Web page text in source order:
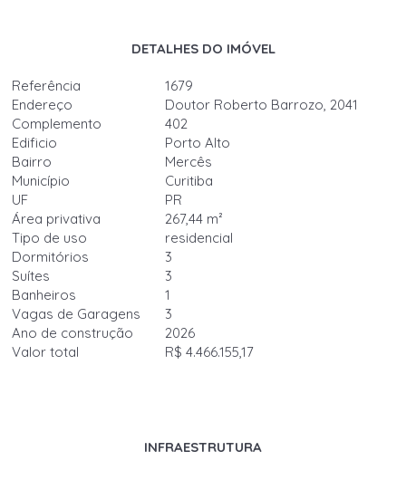
DETALHES DO IMÓVEL
Referência
1679
Endereço
Doutor Roberto Barrozo, 2041
Complemento
402
Edificio
Porto Alto
Bairro
Mercês
Município
Curitiba
UF
PR
Área privativa
267,44 m²
Tipo de uso
residencial
Dormitórios
3
Suítes
3
Banheiros
1
Vagas de Garagens
3
Ano de construção
2026
Valor total
R$ 4.466.155,17
INFRAESTRUTURA